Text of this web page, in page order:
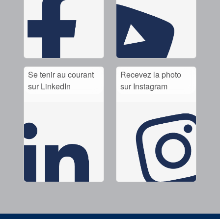
Se tenir au courant
sur LinkedIn
Recevez la photo
sur Instagram